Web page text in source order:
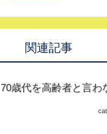
関連記事
70歳代を高齢者と言わ